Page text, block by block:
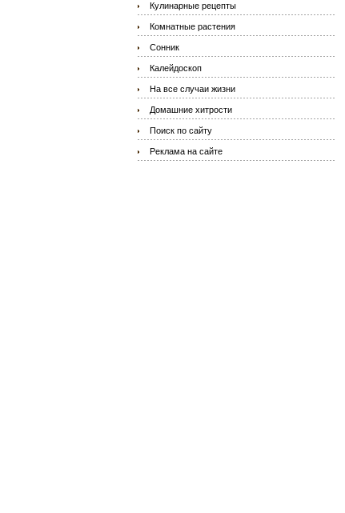
Кулинарные рецепты
Комнатные растения
Сонник
Калейдоскоп
На все случаи жизни
Домашние хитрости
Поиск по сайту
Реклама на сайте